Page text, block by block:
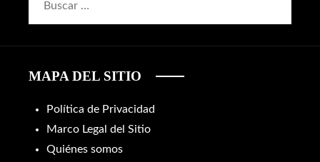
MAPA DEL SITIO
Política de Privacidad
Marco Legal del Sitio
Quiénes somos